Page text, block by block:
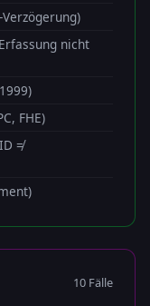
nicht
FHE)
≠
10 Fälle